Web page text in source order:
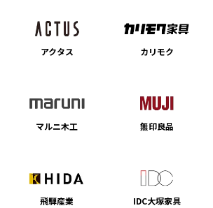
アクタス カリモク
マルニ木工 無印良品
飛騨産業 IDC大塚家具